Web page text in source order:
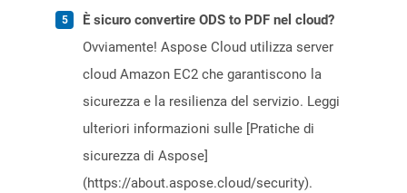
È sicuro convertire ODS to PDF nel cloud?
Ovviamente! Aspose Cloud utilizza server
cloud Amazon EC2 che garantiscono la
sicurezza e la resilienza del servizio. Leggi
ulteriori informazioni sulle [Pratiche di
sicurezza di Aspose]
(https://about.aspose.cloud/security).